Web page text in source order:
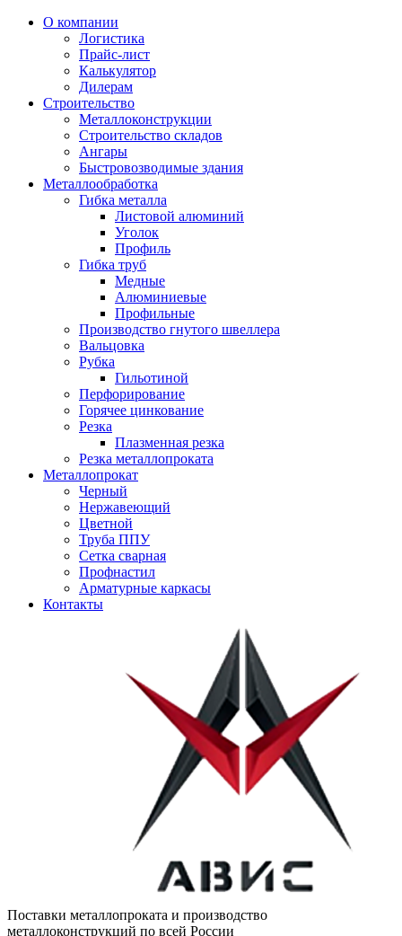
О компании
Логистика
Прайс-лист
Калькулятор
Дилерам
Строительство
Металлоконструкции
Строительство складов
Ангары
Быстровозводимые здания
Металлообработка
Гибка металла
Листовой алюминий
Уголок
Профиль
Гибка труб
Медные
Алюминиевые
Профильные
Производство гнутого швеллера
Вальцовка
Рубка
Гильотиной
Перфорирование
Горячее цинкование
Резка
Плазменная резка
Резка металлопроката
Металлопрокат
Черный
Нержавеющий
Цветной
Труба ППУ
Сетка сварная
Профнастил
Арматурные каркасы
Контакты
Поставки металлопроката и производство
металлоконструкций по всей России